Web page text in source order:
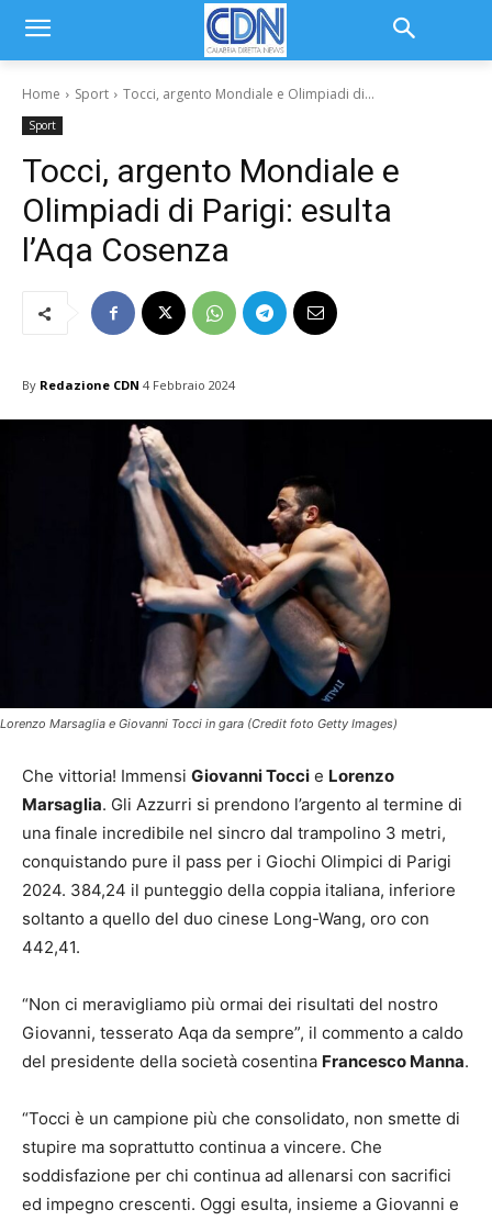
Home Sport Tocci, argento Mondiale e Olimpiadi di...
Sport
Tocci, argento Mondiale e
Olimpiadi di Parigi: esulta
l’Aqa Cosenza
By Redazione CDN 4 Febbraio 2024
Lorenzo Marsaglia e Giovanni Tocci in gara (Credit foto Getty Images)
Che vittoria! Immensi Giovanni Tocci e Lorenzo
Marsaglia. Gli Azzurri si prendono l’argento al termine di
una finale incredibile nel sincro dal trampolino 3 metri,
conquistando pure il pass per i Giochi Olimpici di Parigi
2024. 384,24 il punteggio della coppia italiana, inferiore
soltanto a quello del duo cinese Long-Wang, oro con
442,41.
“Non ci meravigliamo più ormai dei risultati del nostro
Giovanni, tesserato Aqa da sempre”, il commento a caldo
del presidente della società cosentina Francesco Manna.
“Tocci è un campione più che consolidato, non smette di
stupire ma soprattutto continua a vincere. Che
soddisfazione per chi continua ad allenarsi con sacrifici
ed impegno crescenti. Oggi esulta, insieme a Giovanni e